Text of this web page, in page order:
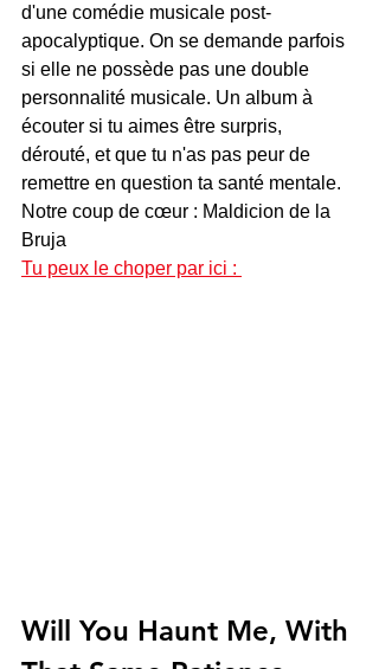
d'une comédie musicale post-
apocalyptique. On se demande parfois
si elle ne possède pas une double
personnalité musicale. Un album à
écouter si tu aimes être surpris,
dérouté, et que tu n'as pas peur de
remettre en question ta santé mentale.
Notre coup de cœur : Maldicion de la
Bruja
Tu peux le choper par ici :
Will You Haunt Me, With